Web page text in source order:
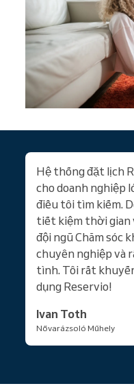
Hệ thống đặt lịch
cho doanh nghiệp
điều tôi tìm kiếm.
tiết kiệm thời gian
đội ngũ Chăm sóc
chuyên nghiệp và
tình. Tôi rất
dụng Reservio!
Ivan Toth
Nővarázsoló Műhely